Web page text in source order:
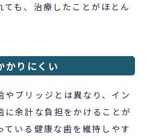
も、治療したことがほとん
かりにくい
ブリッジとは異なり、イン
に余計な負担をかけることが
ている健康な歯を維持しやす